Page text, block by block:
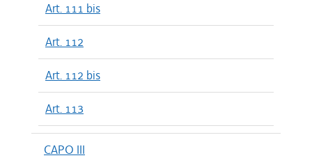
Art. 111 bis
Art. 112
Art. 112 bis
Art. 113
CAPO III